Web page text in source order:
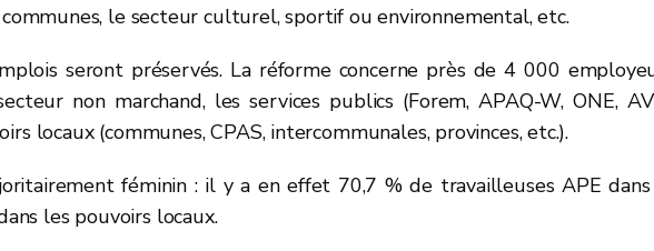
le secteur culturel, sportif ou environnemental, etc.
seront préservés. La réforme concerne près de 4 000
non marchand, les services publics (Forem, APAQ-W, ONE,
locaux (communes, CPAS, intercommunales, provinces, etc.).
féminin : il y a en effet 70,7 % de travailleuses APE
les pouvoirs locaux.